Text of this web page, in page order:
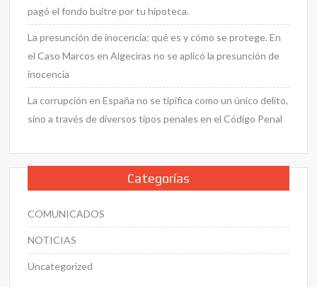
pagó el fondo buitre por tu hipoteca.
La presunción de inocencia: qué es y cómo se protege. En
el Caso Marcos en Algeciras no se aplicó la presunción de
inocencia
La corrupción en España no se tipifica como un único delito,
sino a través de diversos tipos penales en el Código Penal
Categorías
COMUNICADOS
NOTICIAS
Uncategorized